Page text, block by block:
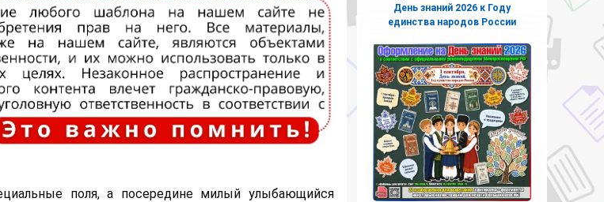
поля, а посередине милый улыбающийся
День знаний 2026 к Году
единства народов России